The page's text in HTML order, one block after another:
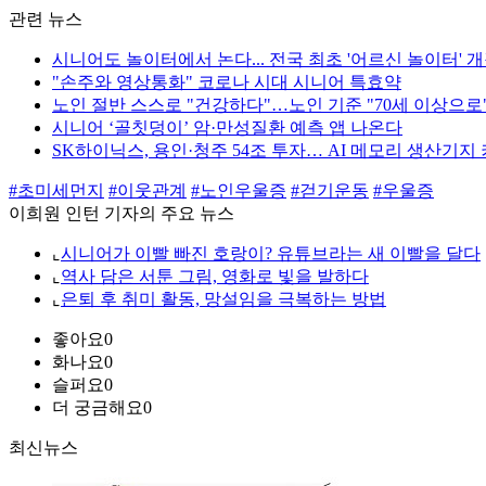
관련 뉴스
시니어도 놀이터에서 논다... 전국 최초 '어르신 놀이터'
"손주와 영상통화" 코로나 시대 시니어 특효약
노인 절반 스스로 "건강하다"…노인 기준 "70세 이상으로
시니어 ‘골칫덩이’ 암·만성질환 예측 앱 나온다
SK하이닉스, 용인·청주 54조 투자… AI 메모리 생산기지
#초미세먼지 #이웃관계 #노인우울증 #걷기운동 #우울증
이희원 인턴 기자의 주요 뉴스
⌞ 시니어가 이빨 빠진 호랑이? 유튜브라는 새 이빨을 달다
⌞ 역사 담은 서툰 그림, 영화로 빛을 발하다
⌞ 은퇴 후 취미 활동, 망설임을 극복하는 방법
좋아요0
화나요0
슬퍼요0
더 궁금해요0
최신뉴스